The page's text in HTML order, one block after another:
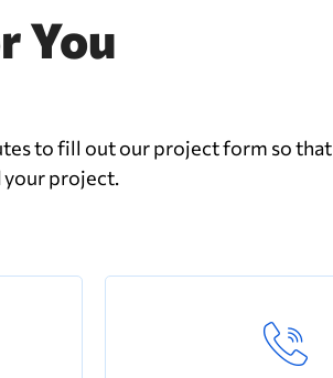
You
to fill out our project form so that
your project.